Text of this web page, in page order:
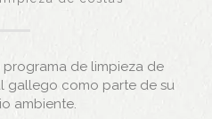
de limpieza de
gallego como parte de su
ambiente.